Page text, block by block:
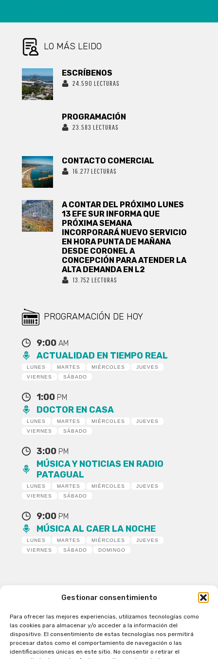
Gestionar consentimiento
Para ofrecer las mejores experiencias, utilizamos tecnologías como
las cookies para almacenar y/o acceder a la información del
dispositivo. El consentimiento de estas tecnologías nos permitirá
procesar datos como el comportamiento de navegación o las
identificaciones únicas en este sitio. No consentir o retirar el
LO MÁS LEIDO
ESCRÍBENOS
24.590 LECTURAS
PROGRAMACIÓN
23.583 LECTURAS
CONTACTO COMERCIAL
16.277 LECTURAS
A CONTAR DEL PRÓXIMO LUNES
13 EFE SUR INFORMA QUE
PRÓXIMA SEMANA
INCORPORARÁ NUEVO SERVICIO
EN HORA PUNTA DE MAÑANA
DESDE CORONEL A
CONCEPCIÓN PARA ATENDER LA
ALTA DEMANDA EN L2
13.752 LECTURAS
PROGRAMACIÓN DE HOY
9:00 AM
ACTUALIDAD EN TIEMPO REAL
LUNES MARTES MIÉRCOLES
JUEVES
VIERNES
SÁBADO
1:00 PM
DOCTOR EN CASA
LUNES MARTES MIÉRCOLES
JUEVES
VIERNES
SÁBADO
3:00 PM
MÚSICA Y NOTICIAS EN RADIO
PATAGUAL
LUNES MARTES MIÉRCOLES
JUEVES
VIERNES
SÁBADO
9:00 PM
MÚSICA AL CAER LA NOCHE
LUNES MARTES MIÉRCOLES
JUEVES
VIERNES
SÁBADO DOMINGO
Patagual Radio Digital 2026 - Todos los derechos
reservados
la Radio de Verdad